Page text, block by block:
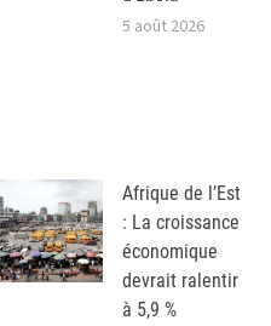
5 août 2026
Afrique de l’Est
: La croissance
économique
devrait ralentir
à 5,9 %